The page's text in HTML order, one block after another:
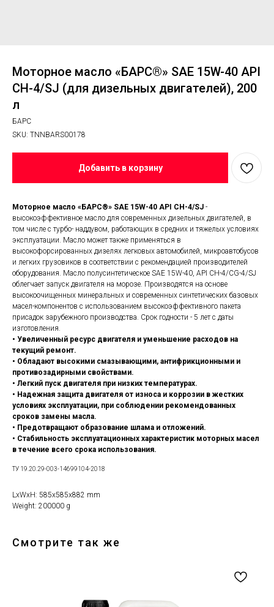
Моторное масло «БАРС®» SAE 15W-40 API
CH-4/SJ (для дизельных двигателей), 200
л
БАРС
SKU: TNNBARS00178
Добавить в корзину
Моторное масло «БАРС®» SAE 15W-40 API CH-4/SJ -
высокоэффективное масло для современных дизельных двигателей, в
том числе с турбо- наддувом, работающих в средних и тяжелых условиях
эксплуатации. Масло может также применяться в
высокофорсированных дизелях легковых автомобилей, микроавтобусов
и легких грузовиков в соответствии с рекомендацией производителей
оборудования. Масло полусинтетическое SAE 15W-40, API CН-4/CG-4/SJ
облегчает запуск двигателя на морозе. Производятся на основе
высокоочищенных минеральных и современных синтетических базовых
масел-компонентов с использованием высокоэффективного пакета
присадок зарубежного производства. Срок годности - 5 лет с даты
изготовления.
• Увеличенный ресурс двигателя и уменьшение расходов на
текущий ремонт.
• Обладают высокими смазывающими, антифрикционными и
противозадирными свойствами.
• Легкий пуск двигателя при низких температурах.
• Надежная защита двигателя от износа и коррозии в жестких
условиях эксплуатации, при соблюдении рекомендованных
сроков замены масла.
• Предотвращают образование шлама и отложений.
• Стабильность эксплуатационных характеристик моторных масел
в течение всего срока использования.
ТУ 19.20.29-003-14699104-2018
LxWxH: 585x585x882 mm
Weight: 200000 g
Смотрите так же